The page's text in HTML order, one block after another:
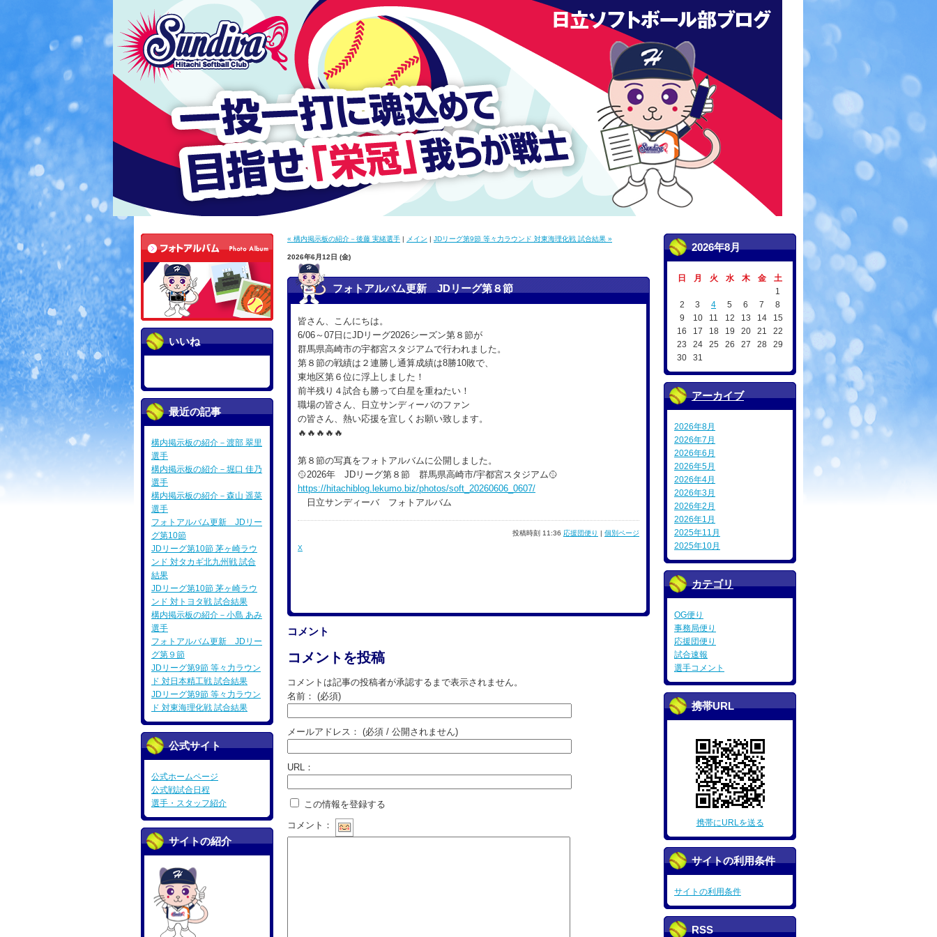
いいね
最近の記事
構内掲示板の紹介－渡部 翠里
選手
構内掲示板の紹介－堀口 佳乃
選手
構内掲示板の紹介－森山 遥菜
選手
フォトアルバム更新 JDリー
グ第10節
JDリーグ第10節 茅ヶ崎ラウ
ンド 対タカギ北九州戦 試合
結果
JDリーグ第10節 茅ヶ崎ラウ
ンド 対トヨタ戦 試合結果
構内掲示板の紹介－小島 あみ
選手
フォトアルバム更新 JDリー
グ第９節
JDリーグ第9節 等々力ラウン
ド 対日本精工戦 試合結果
JDリーグ第9節 等々力ラウン
ド 対東海理化戦 試合結果
公式サイト
公式ホームページ
公式戦試合日程
選手・スタッフ紹介
サイトの紹介
« 構内掲示板の紹介－後藤 実緒選手 | メイン | JDリーグ第9節 等々力ラウンド 対東海理化戦 試合結果 »
2026年6月12日 (金)
フォトアルバム更新 JDリーグ第８節
皆さん、こんにちは。
6/06～07日にJDリーグ2026シーズン第８節が
群馬県高崎市の宇都宮スタジアムで行われました。
第８節の戦績は２連勝し通算成績は8勝10敗で、
東地区第６位に浮上しました！
前半残り４試合も勝って白星を重ねたい！
職場の皆さん、日立サンディーバのファン
の皆さん、熱い応援を宜しくお願い致します。
🔥🔥🔥🔥🔥
第８節の写真をフォトアルバムに公開しました。
🥎2026年 JDリーグ第８節 群馬県高崎市/宇都宮スタジアム🥎
https://hitachiblog.lekumo.biz/photos/soft_20260606_0607/
日立サンディーバ フォトアルバム
投稿時刻 11:36 応援団便り | 個別ページ
X
コメント
コメントを投稿
コメントは記事の投稿者が承認するまで表示されません。
名前： (必須)
メールアドレス： (必須 / 公開されません)
URL：
この情報を登録する
コメント：
2026年8月
日 月 火 水 木 金
土
1
2
3 4 5 6 7
8
9
10 11 12 13 14
15
16
17 18 19 20 21
22
23
24 25 26 27 28
29
30
31
アーカイブ
2026年8月
2026年7月
2026年6月
2026年5月
2026年4月
2026年3月
2026年2月
2026年1月
2025年11月
2025年10月
カテゴリ
OG便り
事務局便り
応援団便り
試合速報
選手コメント
携帯URL
携帯にURLを送る
サイトの利用条件
サイトの利用条件
RSS